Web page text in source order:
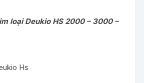
loại Deukio HS 2000 – 3000 –
Hs